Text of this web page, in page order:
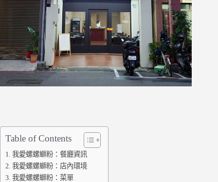
Table of Contents
我愛螺螺螄粉：餐廳資訊
我愛螺螺螄粉：店內環境
我愛螺螺螄粉：菜單